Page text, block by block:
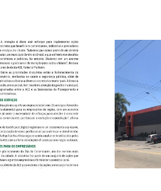
Autopeças –
e
no
de